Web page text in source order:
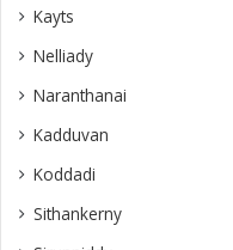
Kayts
Nelliady
Naranthanai
Kadduvan
Koddadi
Sithankerny